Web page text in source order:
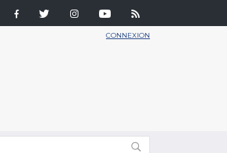
CONNEXION